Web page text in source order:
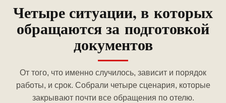
Четыре ситуации, в которых
обращаются за подготовкой
документов
От того, что именно случилось, зависит и порядок
работы, и срок. Собрали четыре сценария, которые
закрывают почти все обращения по отелю.